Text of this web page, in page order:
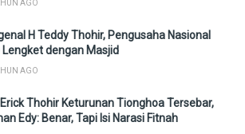
AGO
H Teddy Thohir, Pengusaha Nasional
Lengket dengan Masjid
AGO
Thohir Keturunan Tionghoa Tersebar,
Edy: Benar, Tapi Isi Narasi Fitnah